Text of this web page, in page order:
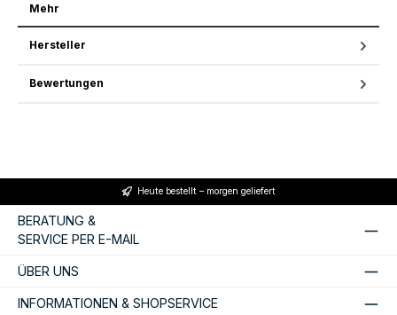
Mehr
Hersteller
Bewertungen
Heute bestellt – morgen geliefert
BERATUNG &
SERVICE PER E-MAIL
ÜBER UNS
INFORMATIONEN & SHOPSERVICE